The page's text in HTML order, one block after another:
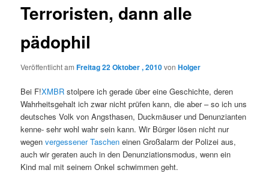
Terroristen, dann alle
pädophil
Veröffentlicht amFreitag 22 Oktober , 2010vonHolger
Bei F!XMBR stolpere ich gerade über eine Geschichte, deren
Wahrheitsgehalt ich zwar nicht prüfen kann, die aber – so ich uns
deutsches Volk von Angsthasen, Duckmäuser und Denunzianten
kenne- sehr wohl wahr sein kann. Wir Bürger lösen nicht nur
wegenvergessener Taschen einen Großalarm der Polizei aus,
auch wir geraten auch in den Denunziationsmodus, wenn ein
Kind mal mit seinem Onkel schwimmen geht.